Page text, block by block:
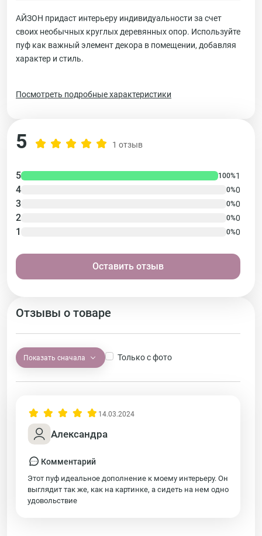
АЙЗОН придаст интерьеру индивидуальности за счет
своих необычных круглых деревянных опор. Используйте
пуф как важный элемент декора в помещении, добавляя
характер и стиль.
Посмотреть подробные характеристики
Отзывы о товаре
Показать сначала Только с фото
Александра
14.03.2024
Комментарий
Этот пуф идеальное дополнение к моему интерьеру. Он
выглядит так же, как на картинке, а сидеть на нем одно
удовольствие
5 1 отзыв
5 100%1
4 0%0
3 0%0
2 0%0
1 0%0
Оставить отзыв